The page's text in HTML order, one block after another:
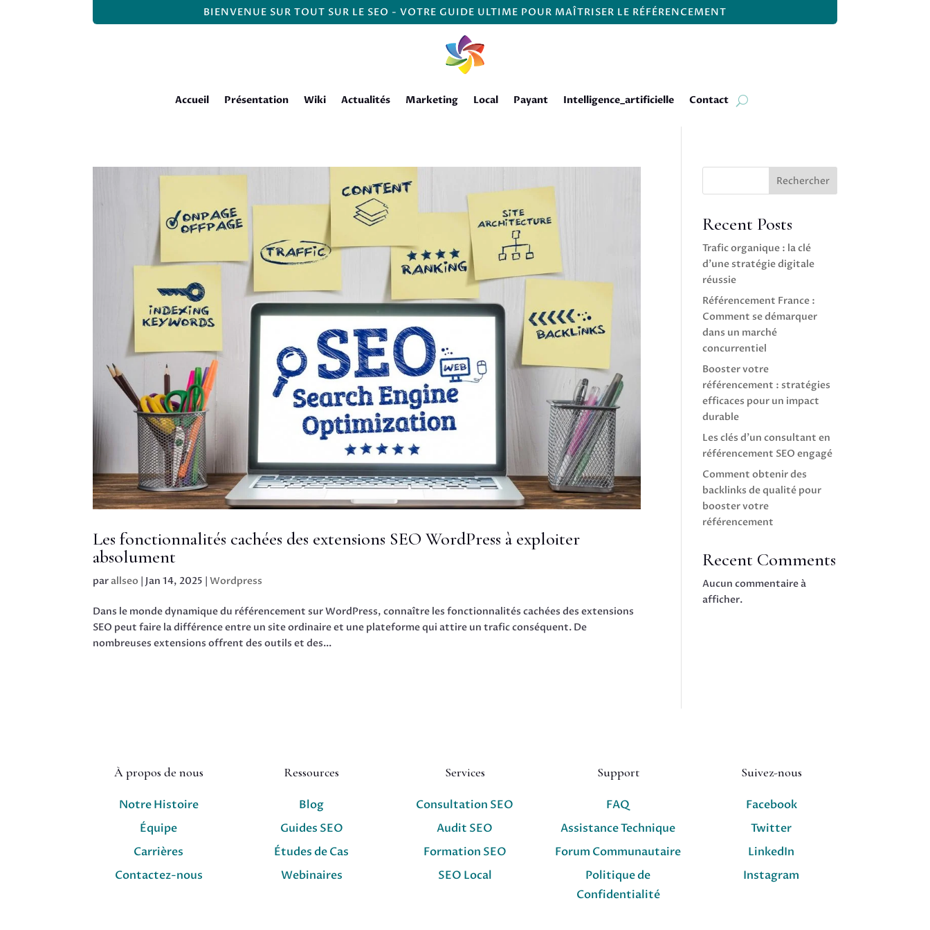
BIENVENUE SUR TOUT SUR LE SEO - VOTRE GUIDE ULTIME POUR MAÎTRISER LE RÉFÉRENCEMENT
Accueil Présentation Wiki Actualités Marketing Local Payant Intelligence_artificielle Contact
Les fonctionnalités cachées des extensions SEO WordPress à exploiter
absolument
parallseo | Jan 14, 2025 |Wordpress
Dans le monde dynamique du référencement sur WordPress, connaître les fonctionnalités cachées des extensions
SEO peut faire la différence entre un site ordinaire et une plateforme qui attire un trafic conséquent. De
nombreuses extensions offrent des outils et des...
Rechercher
Recent Posts
Trafic organique : la clé
d’une stratégie digitale
réussie
Référencement France :
Comment se démarquer
dans un marché
concurrentiel
Booster votre
référencement : stratégies
efficaces pour un impact
durable
Les clés d’un consultant en
référencement SEO engagé
Comment obtenir des
backlinks de qualité pour
booster votre
référencement
Recent Comments
Aucun commentaire à
afficher.
À propos de nous
Notre Histoire
Équipe
Carrières
Contactez-nous
Ressources
Blog
Guides SEO
Études de Cas
Webinaires
Services
Consultation SEO
Audit SEO
Formation SEO
SEO Local
Support
FAQ
Assistance Technique
Forum Communautaire
Politique de
Confidentialité
Suivez-nous
Facebook
Twitter
LinkedIn
Instagram